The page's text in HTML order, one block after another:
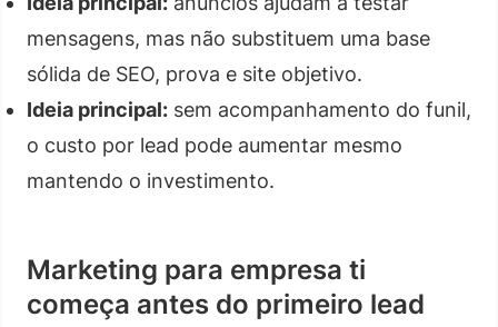
mensagens, mas não substituem uma base
sólida de SEO, prova e site objetivo.
Ideia principal: sem acompanhamento do funil,
o custo por lead pode aumentar mesmo
mantendo o investimento.
Marketing para empresa ti
começa antes do primeiro lead